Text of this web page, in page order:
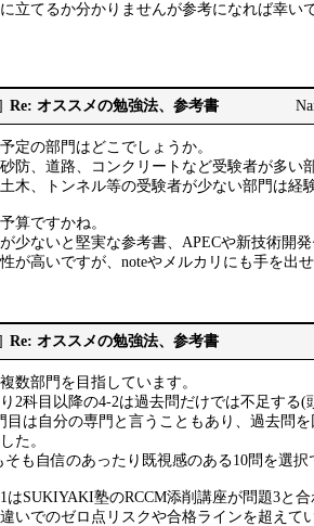
立てるか分かりませんが参考になれば幸い
Re: オススメの勉強法、参考書
定の部門はどこでしょうか。
防、道路、コンクリートなど受験者が多い
木、トンネル等の受験者が少ない部門は経
算ですかね。
少ないと堅実な参考書、APECや新技術開
が高いですが、noteやメルカリにも手を出
Re: オススメの勉強法、参考書
数部門を目指しています。
2科目以降の4-2は過去問だけでは不足する(
目は自分の専門と言うこともあり、過去問
た。
そも自信のあったり既視感のある10問を選択
はSUKIYAKI塾のRCCM添削講座が問題3と
いでのゼロ点リスクや合格ラインを超えて